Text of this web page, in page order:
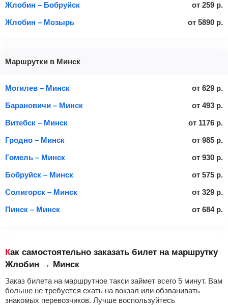
Жлобин – Бобруйск
от 259 р.
Жлобин – Мозырь
от 5890 р.
Маршрутки в Минск
Могилев – Минск от 629 р.
Барановичи – Минск
от 493 р.
Витебск – Минск
от 1176 р.
Гродно – Минск
от 985 р.
Гомель – Минск
от 930 р.
Бобруйск – Минск
от 575 р.
Солигорск – Минск
от 329 р.
Пинск – Минск
от 684 р.
Как самостоятельно заказать билет на маршрутку
Жлобин → Минск
Заказ билета на маршрутное такси займет всего 5 минут. Вам
больше не требуется ехать на вокзал или обзванивать
знакомых перевозчиков. Лучше воспользуйтесь